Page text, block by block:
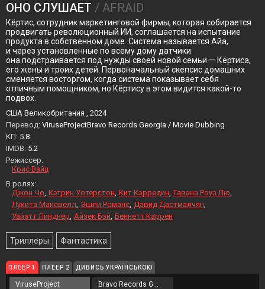
ОНО СЛУШАЕТ / AFRAID
Кёртис, сотрудник маркетинговой фирмы, которая собирается
продвигать революционный ИИ, соглашается на испытание
продукта в собственном доме. Система называется Айа,
и через установленные по всему дому датчики
она подстраивается под нужды своей новой семьи — Кёртиса,
его жены и троих детей. Первоначальный скепсис домашних
сменяется восторгом, когда система показывает себя
отличным помощником, но Кёртису в этом видится какой-то
подвох.
США Великобритания , 2024
Перевод: ViruseProjectBravo Records Georgia / Movie Dubbing
KП: 5.8
IMDB: 5.2
Режиссер:
Крис Вайц
В ролях:
Джон Чо Кэтрин Уотерстон Кит Кэрредин Гавана Роуз Лю
Лукита Максвелл Эшли Романс Давид Дастмалчян
Уайатт Линднер Айзек Бэй Беннетт Каррен
Триллеры Фантастика
ПЛЕЕР 1 ПЛЕЕР 2 ДИВИСЬ УКРАЇНСЬКОЮ
ViruseProject Bravo Records Georgia / Movie Dubbing